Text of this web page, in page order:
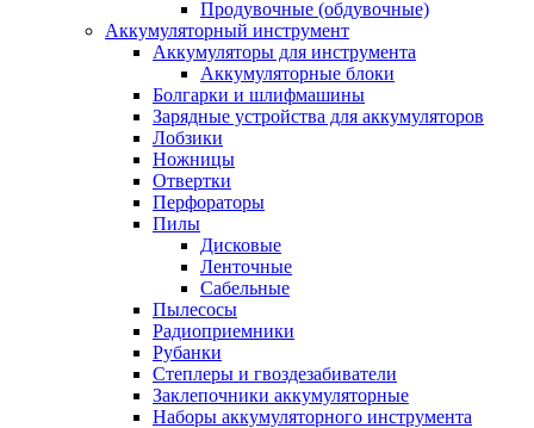
Продувочные (обдувочные)
Аккумуляторный инструмент
Аккумуляторы для инструмента
Аккумуляторные блоки
Болгарки и шлифмашины
Зарядные устройства для аккумуляторов
Лобзики
Ножницы
Отвертки
Перфораторы
Пилы
Дисковые
Ленточные
Сабельные
Пылесосы
Радиоприемники
Рубанки
Степлеры и гвоздезабиватели
Заклепочники аккумуляторные
Наборы аккумуляторного инструмента